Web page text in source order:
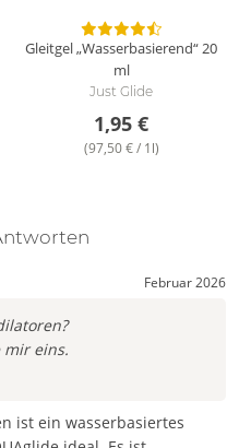
Gleitgel „Wasserbasierend“20
ml
Just Glide
1,95 €
(97,50 € / 1l)
Februar 2026
eins.
ist ein wasserbasiertes